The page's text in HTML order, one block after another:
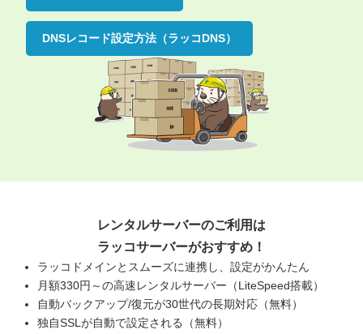
DNSレコード設定方法（ラッコDNS）
レンタルサーバーのご利用は
ラッコサーバーがおすすめ！
ラッコドメインとスムーズに連携し、設定がかんたん
月額330円～の高速レンタルサーバー（LiteSpeed搭載）
自動バックアップ/復元が30世代の長期対応（無料）
独自SSLが自動で設定される（無料）